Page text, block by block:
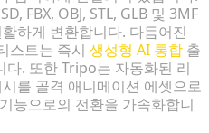
FBX, OBJ, STL, GLB 및 3MF
하게 변환합니다. 다듬어진
스트는 즉시 생성형 AI 통합 출
. 또한 Tripo는 자동화된 리
를 골격 애니메이션 에셋으로
능으로의 전환을 가속화합니